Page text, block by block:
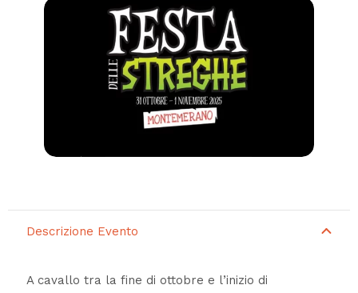
Descrizione Evento
A cavallo tra la fine di ottobre e l’inizio di